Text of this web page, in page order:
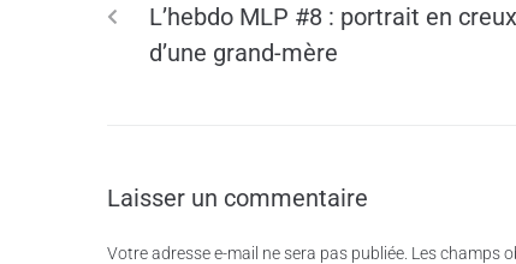
L’hebdo MLP #8 : portrait en creux
d’une grand-mère
Laisser un commentaire
Votre adresse e-mail ne sera pas publiée. Les champs